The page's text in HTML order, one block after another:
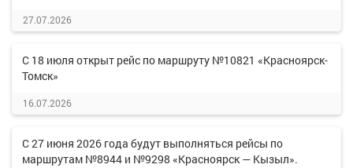
27.07.2026
С 18 июля открыт рейс по маршруту №10821 «Красноярск-
Томск»
16.07.2026
С 27 июня 2026 года будут выполняться рейсы по
маршрутам №8944 и №9298 «Красноярск — Кызыл».